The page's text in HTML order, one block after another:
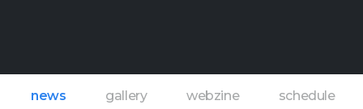
news gallery webzine schedule